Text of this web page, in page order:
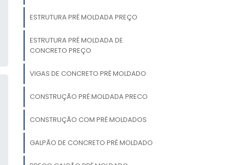
ESTRUTURA PRÉ MOLDADA PREÇO
ESTRUTURA PRÉ MOLDADA DE
CONCRETO PREÇO
VIGAS DE CONCRETO PRÉ MOLDADO
CONSTRUÇÃO PRÉ MOLDADA PRECO
CONSTRUÇÃO COM PRÉ MOLDADOS
GALPÃO DE CONCRETO PRÉ MOLDADO